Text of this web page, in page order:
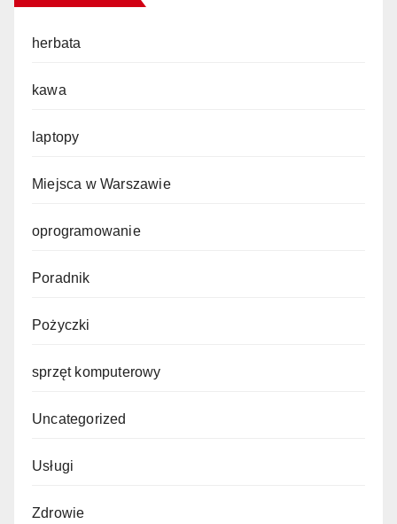
herbata
kawa
laptopy
Miejsca w Warszawie
oprogramowanie
Poradnik
Pożyczki
sprzęt komputerowy
Uncategorized
Usługi
Zdrowie